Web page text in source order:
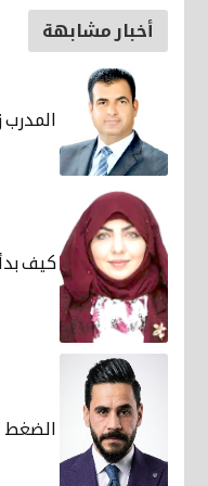
أخبار مشابهة
المدرب
كيف بدأ
الضغط